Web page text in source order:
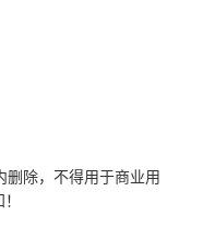
删除，不得用于商业用